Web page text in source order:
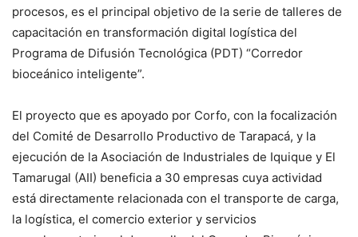
procesos, es el principal objetivo de la serie de talleres de
capacitación en transformación digital logística del
Programa de Difusión Tecnológica (PDT) “Corredor
bioceánico inteligente”.
El proyecto que es apoyado por Corfo, con la focalización
del Comité de Desarrollo Productivo de Tarapacá, y la
ejecución de la Asociación de Industriales de Iquique y El
Tamarugal (AII) beneficia a 30 empresas cuya actividad
está directamente relacionada con el transporte de carga,
la logística, el comercio exterior y servicios